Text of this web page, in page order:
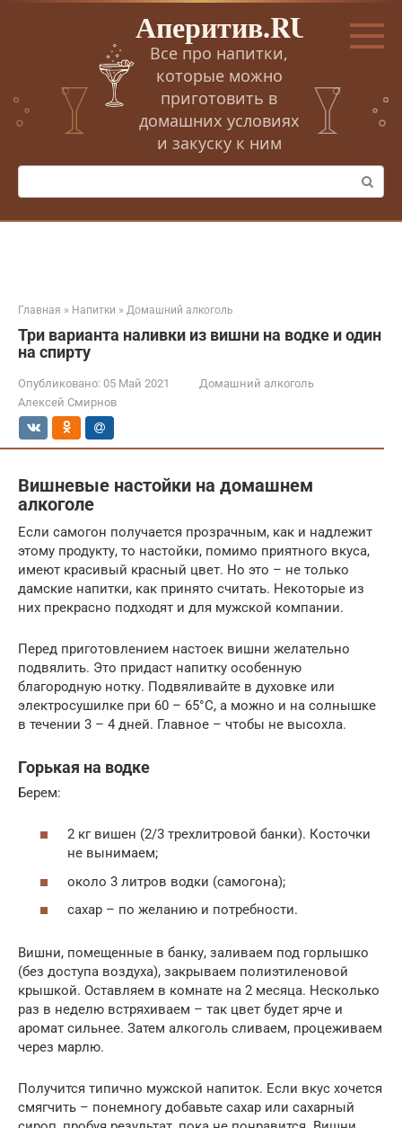
Перейти
Аперитив.RU
Все про напитки,
которые можно
приготовить в
домашних условиях
и закуску к ним
Поиск:
Главная » Напитки » Домашний алкоголь
Три варианта наливки из вишни на водке и один
на спирту
Опубликовано: 05 Май 2021
Домашний алкоголь
Алексей Смирнов
Вишневые настойки на домашнем
алкоголе
Если самогон получается прозрачным, как и надлежит
этому продукту, то настойки, помимо приятного вкуса,
имеют красивый красный цвет. Но это – не только
дамские напитки, как принято считать. Некоторые из
них прекрасно подходят и для мужской компании.
Перед приготовлением настоек вишни желательно
подвялить. Это придаст напитку особенную
благородную нотку. Подвяливайте в духовке или
электросушилке при 60 – 65°С, а можно и на солнышке
в течении 3 – 4 дней. Главное – чтобы не высохла.
Горькая на водке
Берем:
2 кг вишен (2/3 трехлитровой банки). Косточки
не вынимаем;
около 3 литров водки (самогона);
сахар – по желанию и потребности.
Вишни, помещенные в банку, заливаем под горлышко
(без доступа воздуха), закрываем полиэтиленовой
крышкой. Оставляем в комнате на 2 месяца. Несколько
раз в неделю встряхиваем – так цвет будет ярче и
аромат сильнее. Затем алкоголь сливаем, процеживаем
через марлю.
Получится типично мужской напиток. Если вкус хочется
смягчить – понемногу добавьте сахар или сахарный